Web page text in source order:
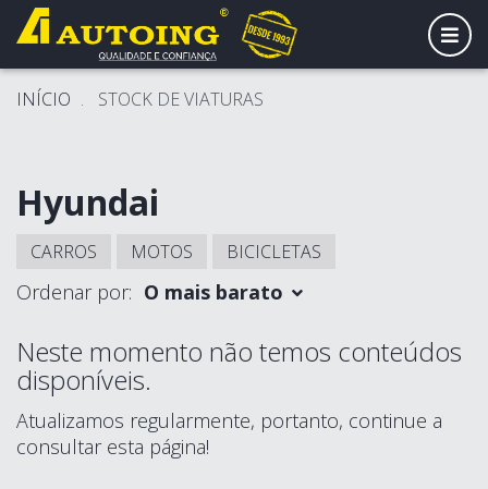
INÍCIO STOCK DE VIATURAS
Hyundai
CARROS MOTOS BICICLETAS
Ordenar por: O mais barato
Neste momento não temos conteúdos
disponíveis.
Atualizamos regularmente, portanto, continue a
consultar esta página!